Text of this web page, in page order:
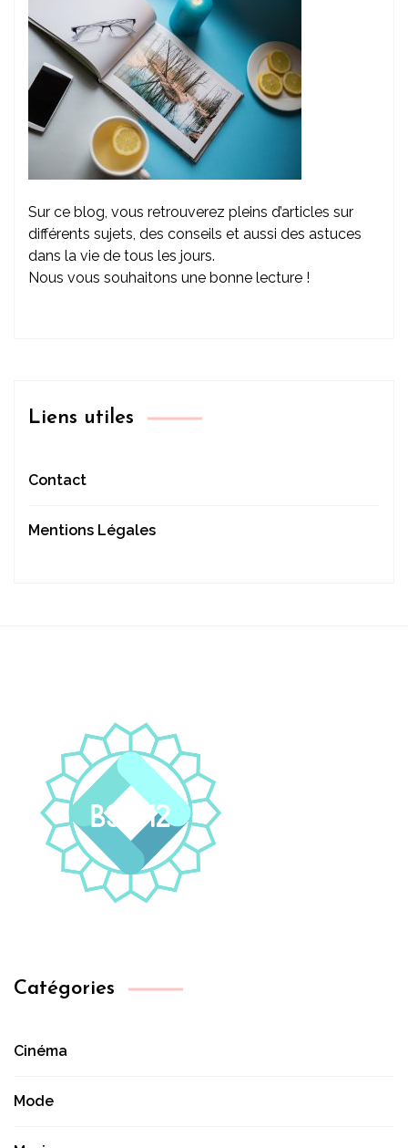
Sur ce blog, vous retrouverez pleins d’articles sur
différents sujets, des conseils et aussi des astuces
dans la vie de tous les jours.
Nous vous souhaitons une bonne lecture !
Liens utiles
Contact
Mentions Légales
Catégories
Cinéma
Mode